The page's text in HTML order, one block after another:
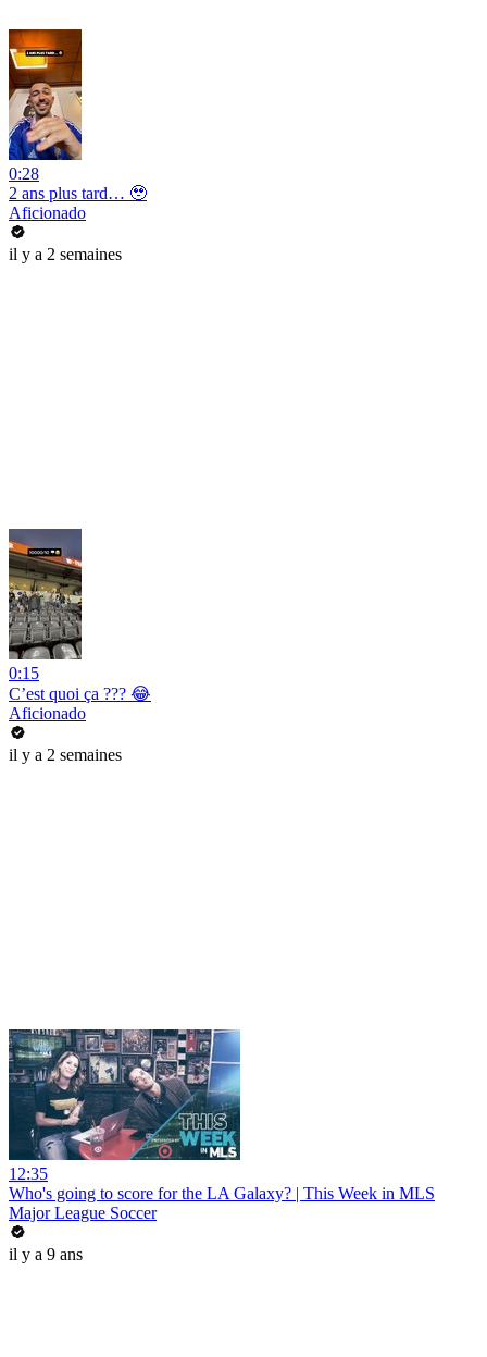
0:28
2 ans plus tard… 🥹
Aficionado
il y a 2 semaines
0:15
C’est quoi ça ??? 😂
Aficionado
il y a 2 semaines
12:35
Who's going to score for the LA Galaxy? | This Week in MLS
Major League Soccer
il y a 9 ans